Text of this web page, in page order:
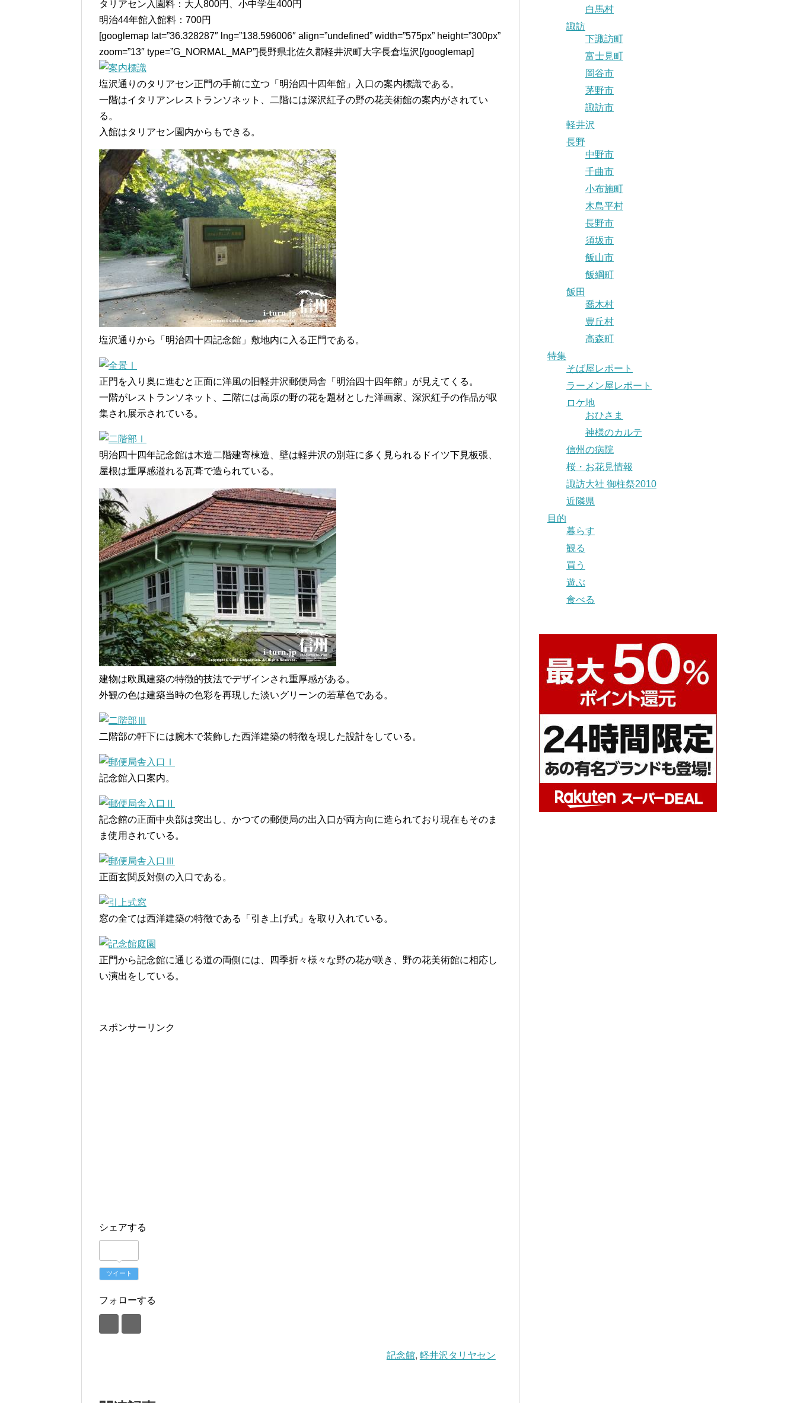
タリアセン入園料：大人800円、小中学生400円
明治44年館入館料：700円
[googlemap lat=”36.328287″ lng=”138.596006″ align=”undefined” width=”575px” height=”300px”
zoom=”13″ type=”G_NORMAL_MAP”]長野県北佐久郡軽井沢町大字長倉塩沢[/googlemap]
塩沢通りのタリアセン正門の手前に立つ「明治四十四年館」入口の案内標識である。
一階はイタリアンレストランソネット、二階には深沢紅子の野の花美術館の案内がされてい
る。
入館はタリアセン園内からもできる。
塩沢通りから「明治四十四記念館」敷地内に入る正門である。
正門を入り奥に進むと正面に洋風の旧軽井沢郵便局舎「明治四十四年館」が見えてくる。
一階がレストランソネット、二階には高原の野の花を題材とした洋画家、深沢紅子の作品が収
集され展示されている。
明治四十四年記念館は木造二階建寄棟造、壁は軽井沢の別荘に多く見られるドイツ下見板張、
屋根は重厚感溢れる瓦葺で造られている。
建物は欧風建築の特徴的技法でデザインされ重厚感がある。
外観の色は建築当時の色彩を再現した淡いグリーンの若草色である。
二階部の軒下には腕木で装飾した西洋建築の特徴を現した設計をしている。
記念館入口案内。
記念館の正面中央部は突出し、かつての郵便局の出入口が両方向に造られており現在もそのま
ま使用されている。
正面玄関反対側の入口である。
窓の全ては西洋建築の特徴である「引き上げ式」を取り入れている。
正門から記念館に通じる道の両側には、四季折々様々な野の花が咲き、野の花美術館に相応し
い演出をしている。
スポンサーリンク
シェアする
ツイート
フォローする
記念館, 軽井沢タリヤセン
白馬村
諏訪
下諏訪町
富士見町
岡谷市
茅野市
諏訪市
軽井沢
長野
中野市
千曲市
小布施町
木島平村
長野市
須坂市
飯山市
飯綱町
飯田
喬木村
豊丘村
高森町
特集
そば屋レポート
ラーメン屋レポート
ロケ地
おひさま
神様のカルテ
信州の病院
桜・お花見情報
諏訪大社 御柱祭2010
近隣県
目的
暮らす
観る
買う
遊ぶ
食べる